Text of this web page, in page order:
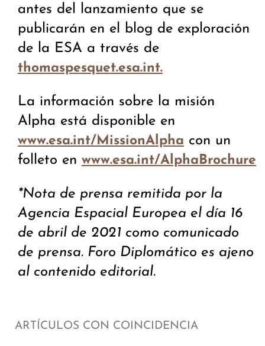
antes del lanzamiento que se
publicarán en el blog de exploración
de la ESA a través de
thomaspesquet.esa.int.
La información sobre la misión
Alpha está disponible en
www.esa.int/MissionAlpha con un
folleto en www.esa.int/AlphaBrochure
*Nota de prensa remitida por la
Agencia Espacial Europea el día 16
de abril de 2021 como comunicado
de prensa. Foro Diplomático es ajeno
al contenido editorial.
ARTÍCULOS CON COINCIDENCIA